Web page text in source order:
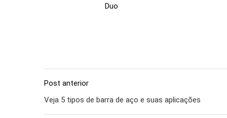
Duo
Post anterior
Veja 5 tipos de barra de aço e suas aplicações